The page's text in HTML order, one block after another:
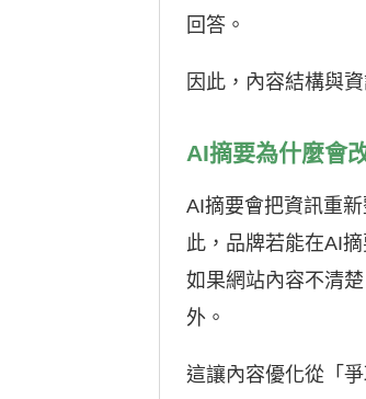
回答。
因此，內容結構與
AI摘要為什麼會
AI摘要會把資訊重
此，品牌若能在AI
如果網站內容不清
外。
這讓內容優化從「